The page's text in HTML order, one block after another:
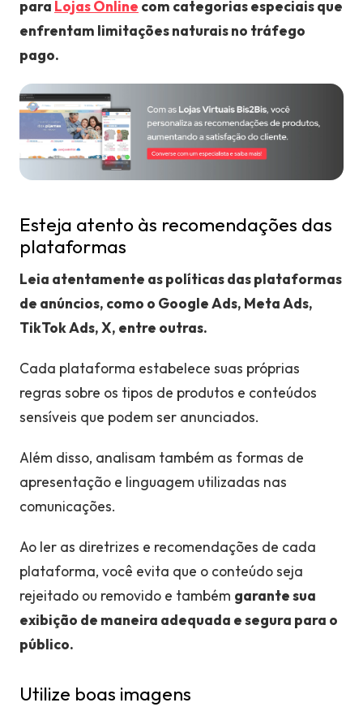
para Lojas Online com categorias especiais que
enfrentam limitações naturais no tráfego
pago.
Esteja atento às recomendações das
plataformas
Leia atentamente as políticas das plataformas
de anúncios, como o Google Ads, Meta Ads,
TikTok Ads, X, entre outras.
Cada plataforma estabelece suas próprias
regras sobre os tipos de produtos e conteúdos
sensíveis que podem ser anunciados.
Além disso, analisam também as formas de
apresentação e linguagem utilizadas nas
comunicações.
Ao ler as diretrizes e recomendações de cada
plataforma, você evita que o conteúdo seja
rejeitado ou removido e também garante sua
exibição de maneira adequada e segura para o
público.
Utilize boas imagens